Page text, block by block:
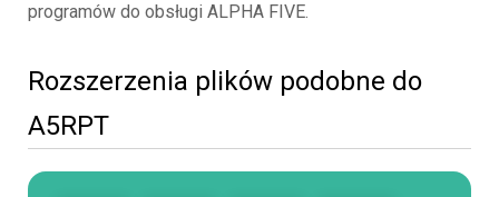
programów do obsługi ALPHA FIVE.
Rozszerzenia plików podobne do
A5RPT